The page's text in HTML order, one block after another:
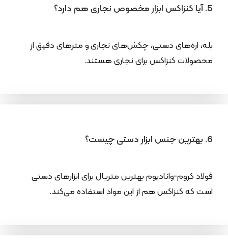
5. آیا کنزاکس ابزار مخصوص نجاری هم دارد؟
بله، اره‌های دستی، چکش‌های نجاری و مترهای دقیق از
محصولات کنزاکس برای نجاری هستند.
6. بهترین جنس ابزار دستی چیست؟
فولاد کروم-وانادیوم بهترین متریال برای ابزارهای دستی
است که کنزاکس هم از این مواد استفاده می‌کند.